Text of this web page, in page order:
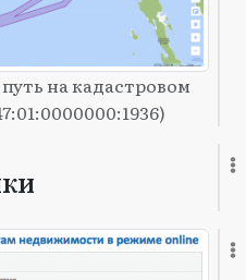
на кадастровом